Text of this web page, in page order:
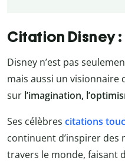
Citation Disney
Disney n’est pas
mais aussi un
sur l’imagination,
Ses célèbres citations
continuent d’inspirer des
travers le monde, faisant